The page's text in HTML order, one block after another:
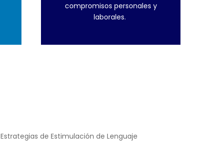
compromisos personales y
laborales.
de Estimulación de Lenguaje